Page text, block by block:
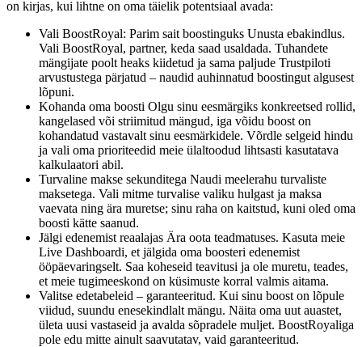
on kirjas, kui lihtne on oma täielik potentsiaal avada:
Vali BoostRoyal: Parim sait boostinguks Unusta ebakindlus.
Vali BoostRoyal, partner, keda saad usaldada. Tuhandete
mängijate poolt heaks kiidetud ja sama paljude Trustpiloti
arvustustega pärjatud – naudid auhinnatud boostingut algusest
lõpuni.
Kohanda oma boosti Olgu sinu eesmärgiks konkreetsed rollid,
kangelased või striimitud mängud, iga võidu boost on
kohandatud vastavalt sinu eesmärkidele. Võrdle selgeid hindu
ja vali oma prioriteedid meie ülaltoodud lihtsasti kasutatava
kalkulaatori abil.
Turvaline makse sekunditega Naudi meelerahu turvaliste
maksetega. Vali mitme turvalise valiku hulgast ja maksa
vaevata ning ära muretse; sinu raha on kaitstud, kuni oled oma
boosti kätte saanud.
Jälgi edenemist reaalajas Ära oota teadmatuses. Kasuta meie
Live Dashboardi, et jälgida oma boosteri edenemist
ööpäevaringselt. Saa koheseid teavitusi ja ole muretu, teades,
et meie tugimeeskond on küsimuste korral valmis aitama.
Valitse edetabeleid – garanteeritud. Kui sinu boost on lõpule
viidud, suundu enesekindlalt mängu. Näita oma uut auastet,
ületa uusi vastaseid ja avalda sõpradele muljet. BoostRoyaliga
pole edu mitte ainult saavutatav, vaid garanteeritud.